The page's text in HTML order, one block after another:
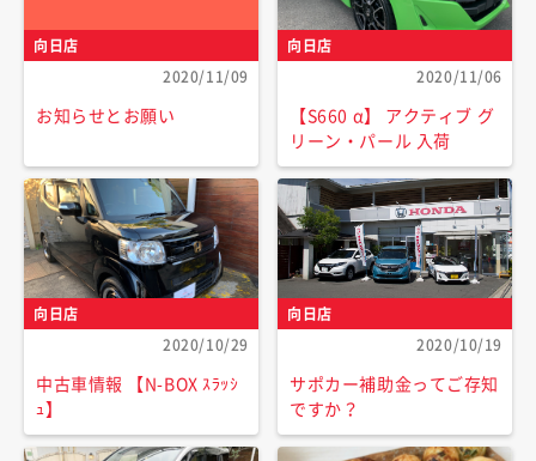
向日店
2020/11/09
お知らせとお願い
向日店
2020/11/06
【S660 α】 アクティブ グ
リーン・パール 入荷
向日店
2020/10/29
中古車情報 【N-BOX ｽﾗｯｼ
ｭ】
向日店
2020/10/19
サポカー補助金ってご存知
ですか？